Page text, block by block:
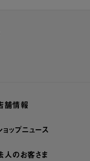
舗情報
ョップニュース
人のお客さま